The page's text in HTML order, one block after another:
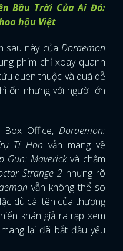
Bầu Trời Của Ai Đó:
hậu Việt
sau này của Doraemon
phim chỉ xoay quanh
quen thuộc và quá dễ
ổn nhưng với người lớn
Office, Doraemon:
Tí Hon vẫn mang về
Gun: Maverickvà chấm
Strange 2 nhưng rõ
vẫn không thể so
dù cái tên của thương
khán giả ra rạp xem
lại đã bắt đầu yếu